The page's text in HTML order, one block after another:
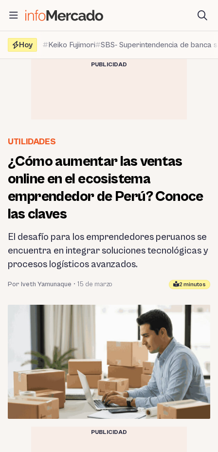
contenido
Hoy
Keiko Fujimori SBS- Superintendencia de banca
PUBLICIDAD
UTILIDADES
¿Cómo aumentar las ventas
online en el ecosistema
emprendedor de Perú? Conoce
las claves
El desafío para los emprendedores peruanos se
encuentra en integrar soluciones tecnológicas y
procesos logísticos avanzados.
Por Iveth Yamunaque • 15 de marzo 2 minutos
PUBLICIDAD